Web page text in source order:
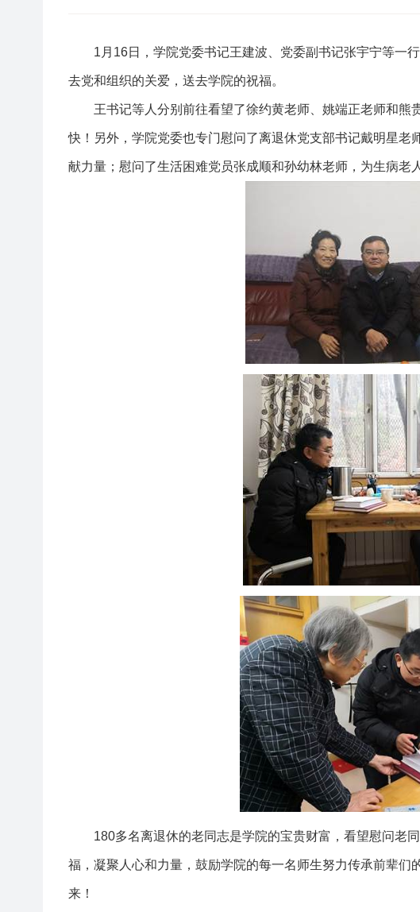
1月16日，学院党委书记王建波、党委副书记张宇宁等一
去党和组织的关爱，送去学院的祝福。
王书记等人分别前往看望了徐约黄老师、姚端正老师和熊
快！另外，学院党委也专门慰问了离退休党支部书记戴明星
献力量；慰问了生活困难党员张成顺和孙幼林老师，为生病老
180多名离退休的老同志是学院的宝贵财富，看望慰问老
福，凝聚人心和力量，鼓励学院的每一名师生努力传承前辈们
来！